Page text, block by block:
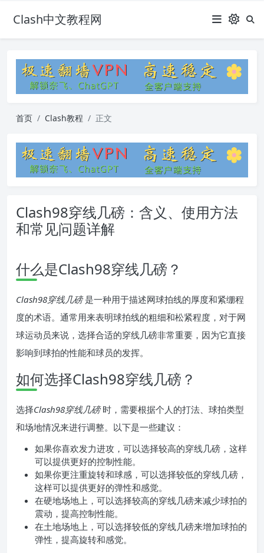
Clash中文教程网
首页 Clash教程 正文
Clash98穿线几磅：含义、使用方法
和常见问题详解
什么是Clash98穿线几磅？
Clash98穿线几磅是一种用于描述网球拍线的厚度和紧绷程
度的术语。通常用来表明球拍线的粗细和松紧程度，对于网
球运动员来说，选择合适的穿线几磅非常重要，因为它直接
影响到球拍的性能和球员的发挥。
如何选择Clash98穿线几磅？
选择Clash98穿线几磅时，需要根据个人的打法、球拍类型
和场地情况来进行调整。以下是一些建议：
如果你喜欢发力进攻，可以选择较高的穿线几磅，这样
可以提供更好的控制性能。
如果你更注重旋转和球感，可以选择较低的穿线几磅，
这样可以提供更好的弹性和感觉。
在硬地场地上，可以选择较高的穿线几磅来减少球拍的
震动，提高控制性能。
在土地场地上，可以选择较低的穿线几磅来增加球拍的
弹性，提高旋转和感觉。